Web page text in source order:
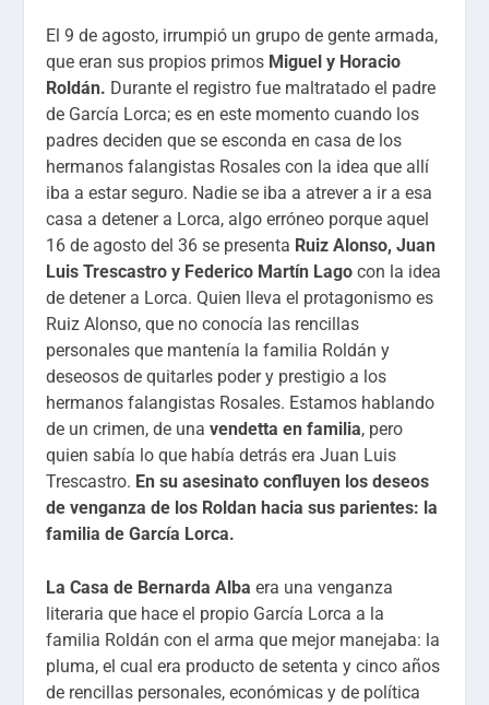
El 9 de agosto, irrumpió un grupo de gente armada,
que eran sus propios primos Miguel y Horacio
Roldán. Durante el registro fue maltratado el padre
de García Lorca; es en este momento cuando los
padres deciden que se esconda en casa de los
hermanos falangistas Rosales con la idea que allí
iba a estar seguro. Nadie se iba a atrever a ir a esa
casa a detener a Lorca, algo erróneo porque aquel
16 de agosto del 36 se presenta Ruiz Alonso, Juan
Luis Trescastro y Federico Martín Lago con la idea
de detener a Lorca. Quien lleva el protagonismo es
Ruiz Alonso, que no conocía las rencillas
personales que mantenía la familia Roldán y
deseosos de quitarles poder y prestigio a los
hermanos falangistas Rosales. Estamos hablando
de un crimen, de unavendetta en familia, pero
quien sabía lo que había detrás era Juan Luis
Trescastro. En su asesinato confluyen los deseos
de venganza de los Roldan hacia sus parientes: la
familia de García Lorca.
La Casa de Bernarda Alba era una venganza
literaria que hace el propio García Lorca a la
familia Roldán con el arma que mejor manejaba: la
pluma, el cual era producto de setenta y cinco años
de rencillas personales, económicas y de política